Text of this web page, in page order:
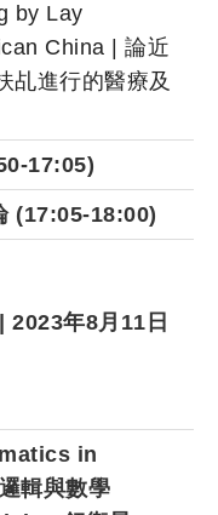
by Lay
China | 論近
乩進行的醫療及
17:05)
(17:05-18:00)
年8月11日
in
輯與數學